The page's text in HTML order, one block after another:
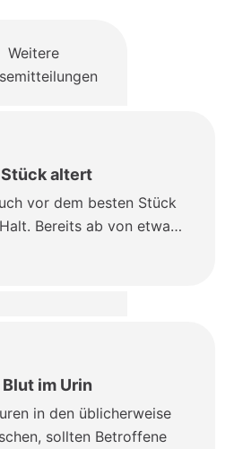
Weitere
altert
vor dem besten Stück
Bereits ab von etwa…
im Urin
in den üblicherweise
sollten Betroffene